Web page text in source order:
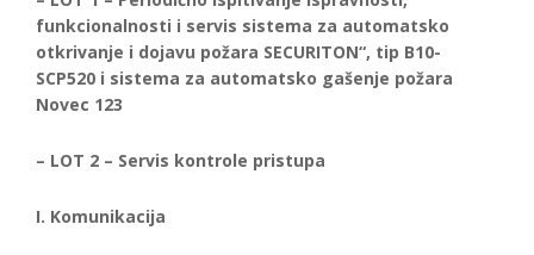
funkcionalnosti i servis sistema za automatsko
otkrivanje i dojavu požara SECURITON“, tip B10-
SCP520 i sistema za automatsko gašenje požara
Novec 123
– LOT 2 – Servis kontrole pristupa
I. Komunikacija